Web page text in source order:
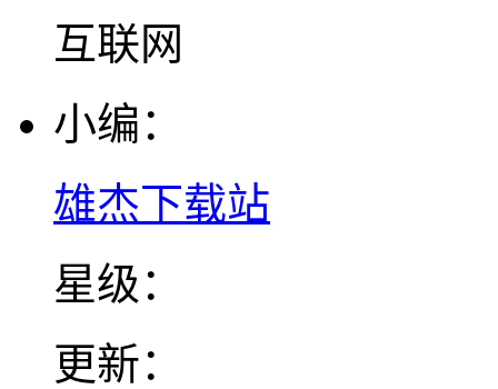
互联网
小编：
雄杰下载站
星级：
更新：